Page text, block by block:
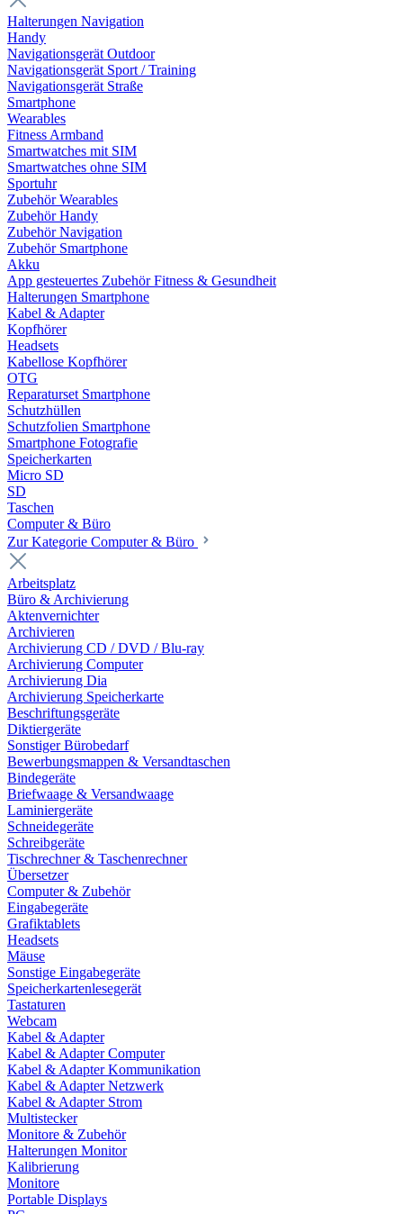
Halterungen Navigation
Handy
Navigationsgerät Outdoor
Navigationsgerät Sport / Training
Navigationsgerät Straße
Smartphone
Wearables
Fitness Armband
Smartwatches mit SIM
Smartwatches ohne SIM
Sportuhr
Zubehör Wearables
Zubehör Handy
Zubehör Navigation
Zubehör Smartphone
Akku
App gesteuertes Zubehör Fitness & Gesundheit
Halterungen Smartphone
Kabel & Adapter
Kopfhörer
Headsets
Kabellose Kopfhörer
OTG
Reparaturset Smartphone
Schutzhüllen
Schutzfolien Smartphone
Smartphone Fotografie
Speicherkarten
Micro SD
SD
Taschen
Computer & Büro
Zur Kategorie Computer & Büro
Arbeitsplatz
Büro & Archivierung
Aktenvernichter
Archivieren
Archivierung CD / DVD / Blu-ray
Archivierung Computer
Archivierung Dia
Archivierung Speicherkarte
Beschriftungsgeräte
Diktiergeräte
Sonstiger Bürobedarf
Bewerbungsmappen & Versandtaschen
Bindegeräte
Briefwaage & Versandwaage
Laminiergeräte
Schneidegeräte
Schreibgeräte
Tischrechner & Taschenrechner
Übersetzer
Computer & Zubehör
Eingabegeräte
Grafiktablets
Headsets
Mäuse
Sonstige Eingabegeräte
Speicherkartenlesegerät
Tastaturen
Webcam
Kabel & Adapter
Kabel & Adapter Computer
Kabel & Adapter Kommunikation
Kabel & Adapter Netzwerk
Kabel & Adapter Strom
Multistecker
Monitore & Zubehör
Halterungen Monitor
Kalibrierung
Monitore
Portable Displays